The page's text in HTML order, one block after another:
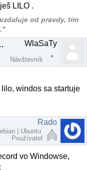
LILO .
od pravdy, tím
cez LILO WlaSaTy
Návštevník
windos sa startuje
Rado
| Ubuntu
Používateľ
vo Windowse,